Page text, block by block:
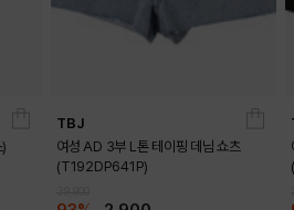
TBJ
여성 AD 3부 L톤 테이핑 데님 쇼츠
(T192DP641P)